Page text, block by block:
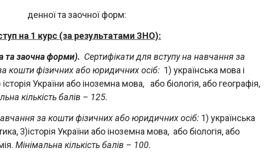
денної та заочної форм:
на 1 курс (за результатами ЗНО):
та заочна форми). Сертифікати для вступу на навчання за
кошти фізичних або юридичних осіб: 1) українська мова і
України або іноземна мова, або біологія, або географія,
кількість балів – 125.
за кошти фізичних або юридичних осіб: 1) українська
3)історія України або іноземна мова, або біологія, або
Мінімальна кількість балів – 100.